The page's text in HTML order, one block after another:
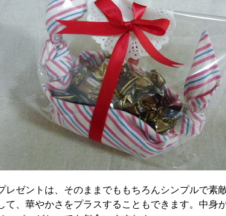
レゼントは、そのままでももちろんシンプルで素
て、華やかさをプラスすることもできます。中身